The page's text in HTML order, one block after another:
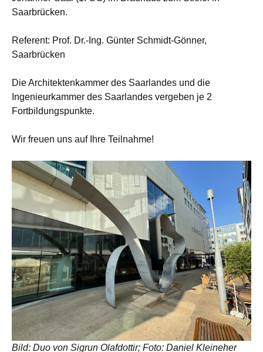
Saarbrücken.
Referent: Prof. Dr.-Ing. Günter Schmidt-Gönner,
Saarbrücken
Die Architektenkammer des Saarlandes und die
Ingenieurkammer des Saarlandes vergeben je 2
Fortbildungspunkte.
Wir freuen uns auf Ihre Teilnahme!
Bild: Duo von Sigrun Olafdottir; Foto: Daniel Kleineher